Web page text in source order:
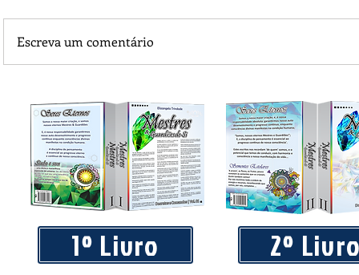
Praça 04 de Julho recebe novos equipamentos de
livre
Escreva um comentário
1º Livro 2º